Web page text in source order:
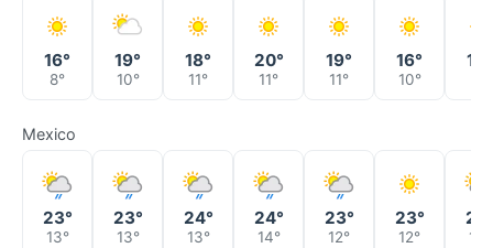
16°
8°
19°
10°
18°
11°
20°
11°
19°
11°
16°
10°
16°
Mexico
23°
13°
23°
13°
24°
13°
24°
14°
23°
12°
23°
12° 14°